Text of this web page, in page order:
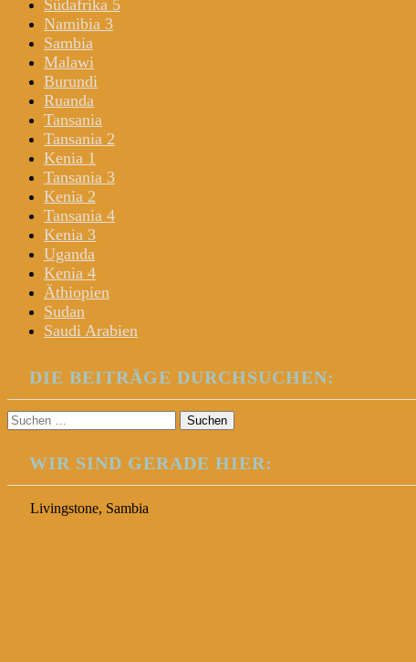
Südafrika 5
Namibia 3
Sambia
Malawi
Burundi
Ruanda
Tansania
Tansania 2
Kenia 1
Tansania 3
Kenia 2
Tansania 4
Kenia 3
Uganda
Kenia 4
Äthiopien
Sudan
Saudi Arabien
DIE BEITRÄGE DURCHSUCHEN:
Suchen
nach:
WIR SIND GERADE HIER:
Livingstone, Sambia